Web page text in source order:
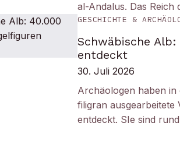
al-Andalus. Das
GESCHICHTE &
Schwäbische
entdeckt
30. Juli 2026
Archäologen haben
filigran ausgearbeitete
entdeckt. SIe sind